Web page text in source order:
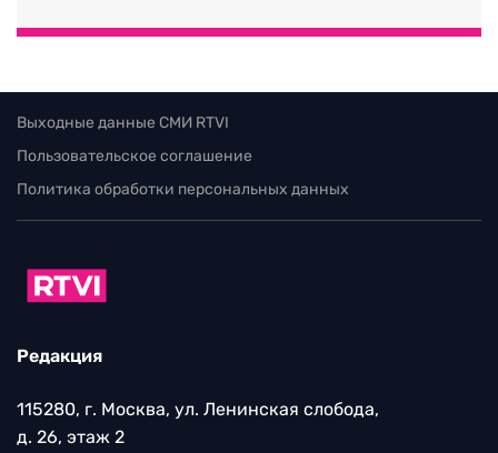
Выходные данные СМИ RTVI
Пользовательское соглашение
Политика обработки персональных данных
Редакция
115280, г. Москва, ул. Ленинская слобода,
д. 26, этаж 2